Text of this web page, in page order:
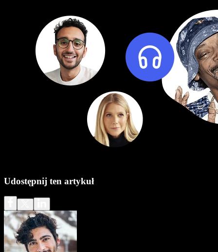
Udostępnij ten artykuł